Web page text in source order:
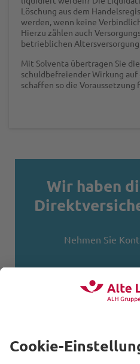
Löschung aus dem
werden, wenn keine
Hierzu zählen auch
betrieblichen
Mit Solventa übertragen Sie
schuldbefreiender Wirkung
schaffen so die
Wir haben
Nehmen Sie